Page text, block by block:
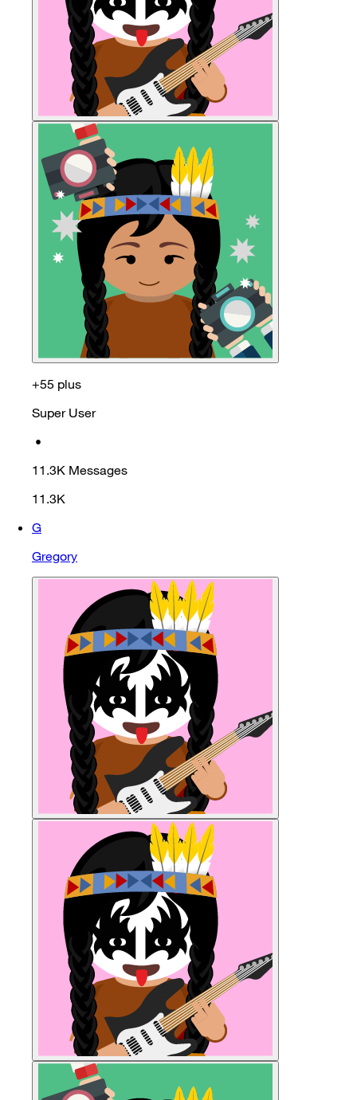
+55 plus
Super User
•
11.3K Messages
11.3K
G
Gregory